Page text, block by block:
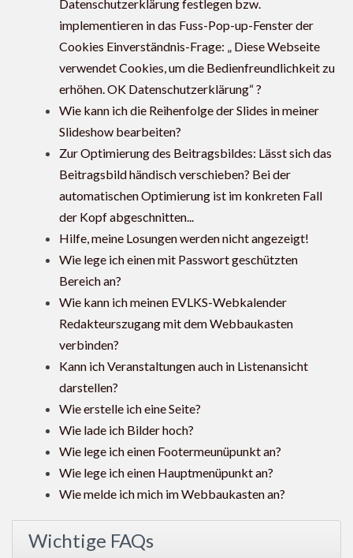
Datenschutzerklärung festlegen bzw.
implementieren in das Fuss-Pop-up-Fenster der
Cookies Einverständnis-Frage: „ Diese Webseite
verwendet Cookies, um die Bedienfreundlichkeit zu
erhöhen. OK Datenschutzerklärung“ ?
Wie kann ich die Reihenfolge der Slides in meiner
Slideshow bearbeiten?
Zur Optimierung des Beitragsbildes: Lässt sich das
Beitragsbild händisch verschieben? Bei der
automatischen Optimierung ist im konkreten Fall
der Kopf abgeschnitten...
Hilfe, meine Losungen werden nicht angezeigt!
Wie lege ich einen mit Passwort geschützten
Bereich an?
Wie kann ich meinen EVLKS-Webkalender
Redakteurszugang mit dem Webbaukasten
verbinden?
Kann ich Veranstaltungen auch in Listenansicht
darstellen?
Wie erstelle ich eine Seite?
Wie lade ich Bilder hoch?
Wie lege ich einen Footermeunüpunkt an?
Wie lege ich einen Hauptmenüpunkt an?
Wie melde ich mich im Webbaukasten an?
Wichtige FAQs